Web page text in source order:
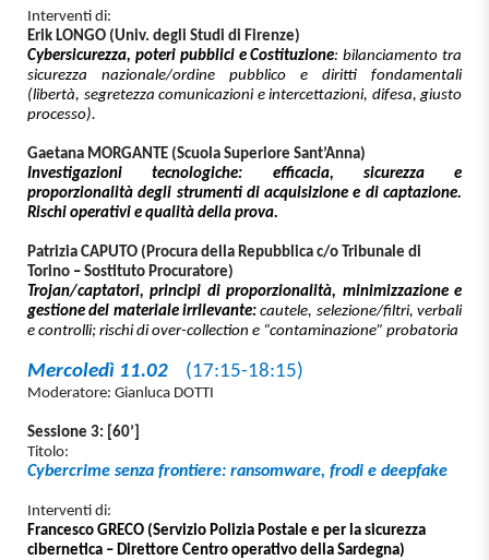
Interventi di:
Erik LONGO (Univ. degli Studi di Firenze)
Cybersicurezza, poteri pubblici e Costituzione: bilanciamento tra
sicurezza nazionale/ordine pubblico e diritti fondamentali
(libertà, segretezza comunicazioni e intercettazioni, difesa, giusto
processo).
Gaetana MORGANTE (Scuola Superiore Sant’Anna)
Investigazioni tecnologiche: efficacia, sicurezza e
proporzionalità degli strumenti di acquisizione e di captazione.
Rischi operativi e qualità della prova.
Patrizia CAPUTO (Procura della Repubblica c/o Tribunale di
Torino – Sostituto Procuratore)
Trojan/captatori, principi di proporzionalità, minimizzazione e
gestione del materiale irrilevante:cautele, selezione/filtri, verbali
e controlli; rischi di over-collection e “contaminazione” probatoria
Mercoledì 11.02 (17:15-18:15)
Moderatore: Gianluca DOTTI
Sessione 3: [60’]
Titolo:
Cybercrime senza frontiere: ransomware, frodi e deepfake
Interventi di:
Francesco GRECO (Servizio Polizia Postale e per la sicurezza
cibernetica – Direttore Centro operativo della Sardegna)